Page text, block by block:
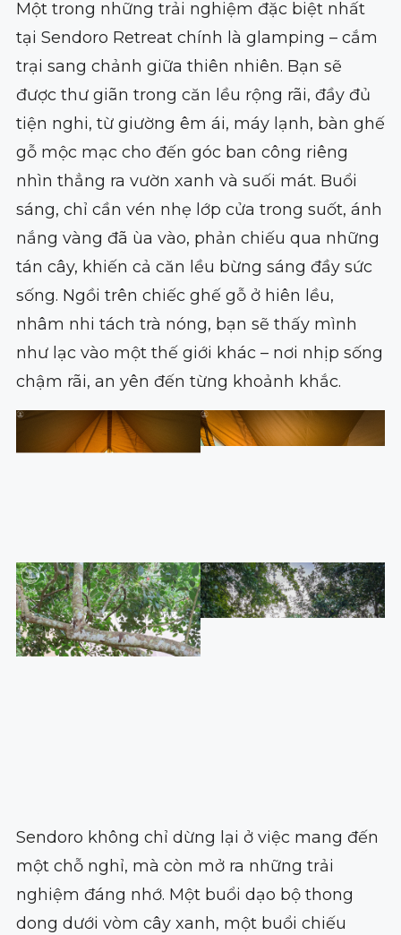
Một trong những trải nghiệm đặc biệt nhất
tại Sendoro Retreat chính là glamping – cắm
trại sang chảnh giữa thiên nhiên. Bạn sẽ
được thư giãn trong căn lều rộng rãi, đầy đủ
tiện nghi, từ giường êm ái, máy lạnh, bàn ghế
gỗ mộc mạc cho đến góc ban công riêng
nhìn thẳng ra vườn xanh và suối mát. Buổi
sáng, chỉ cần vén nhẹ lớp cửa trong suốt, ánh
nắng vàng đã ùa vào, phản chiếu qua những
tán cây, khiến cả căn lều bừng sáng đầy sức
sống. Ngồi trên chiếc ghế gỗ ở hiên lều,
nhâm nhi tách trà nóng, bạn sẽ thấy mình
như lạc vào một thế giới khác – nơi nhịp sống
chậm rãi, an yên đến từng khoảnh khắc.
Sendoro không chỉ dừng lại ở việc mang đến
một chỗ nghỉ, mà còn mở ra những trải
nghiệm đáng nhớ. Một buổi dạo bộ thong
dong dưới vòm cây xanh, một buổi chiếu